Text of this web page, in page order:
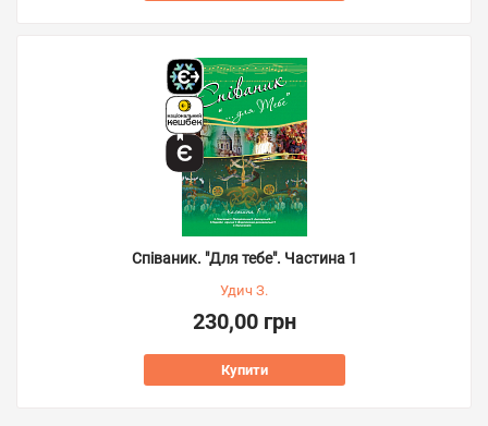
Співаник. "Для тебе". Частина 1
Удич З.
230,00 грн
Купити